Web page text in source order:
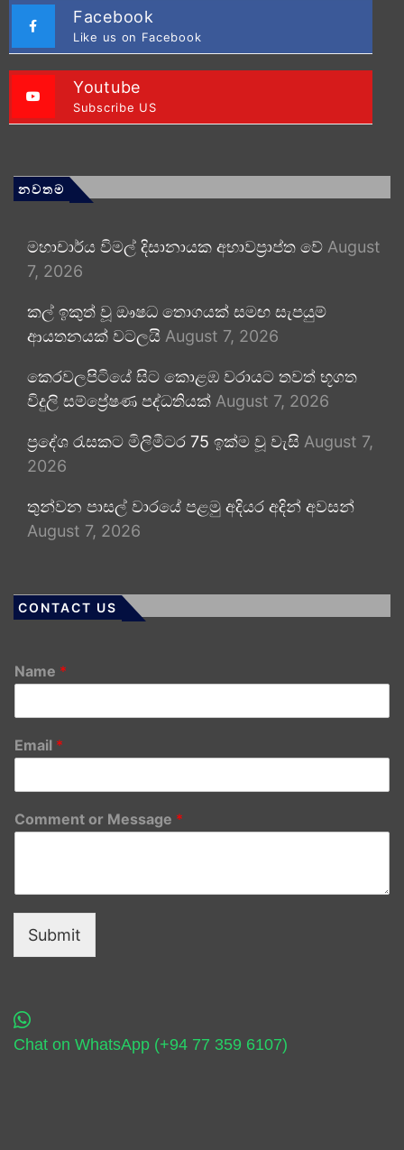
Facebook
Like us on Facebook
Youtube
Subscribe US
නවතම
මහාචාර්ය විමල් දිසානායක අභාවප්‍රාප්ත වේ August
7, 2026
කල් ඉකුත් වූ ඖෂධ තොගයක් සමඟ සැපයුම්
ආයතනයක් වටලයි August 7, 2026
කෙරවලපිටියේ සිට කොළඹ වරායට තවත් භූගත
විදුලි සම්ප්‍රේෂණ පද්ධතියක් August 7, 2026
ප්‍රදේශ රැසකට මිලිමීටර 75 ඉක්ම වූ වැසි August 7,
2026
තුන්වන පාසල් වාරයේ පළමු අදියර අදින් අවසන්
August 7, 2026
CONTACT US
Name *
Email *
Comment or Message *
Submit
Chat on WhatsApp (+94 77 359 6107)